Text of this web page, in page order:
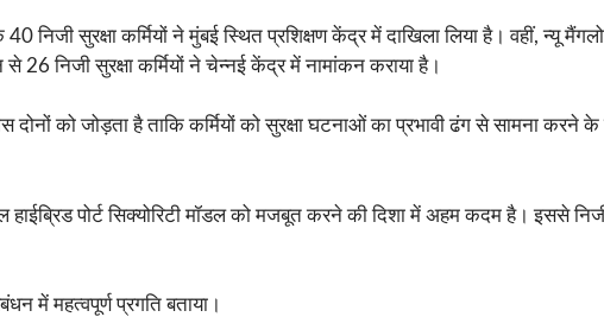
सुरक्षा कर्मियों ने मुंबई स्थित प्रशिक्षण केंद्र में दाखिला लिया है। वहीं, न्यू
से 26 निजी सुरक्षा कर्मियों ने चेन्नई केंद्र में नामांकन कराया है।
दोनों को जोड़ता है ताकि कर्मियों को सुरक्षा घटनाओं का प्रभावी ढंग से सामना
पोर्ट सिक्योरिटी मॉडल को मजबूत करने की दिशा में अहम कदम है। इससे निजी
में महत्वपूर्ण प्रगति बताया।